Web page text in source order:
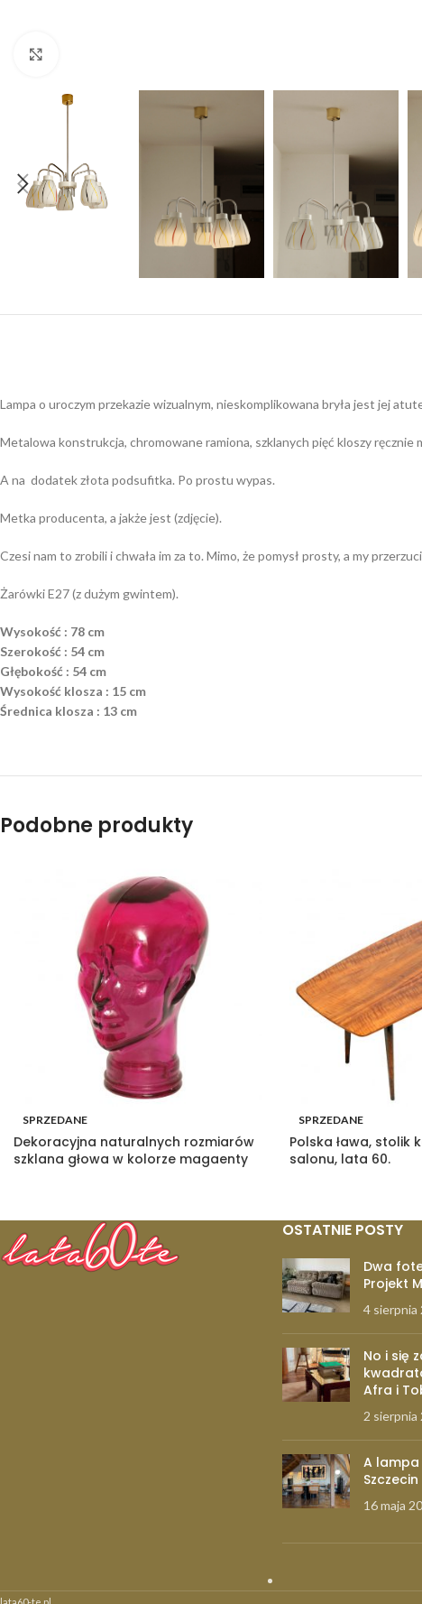
Lampa o uroczym przekazie wizualnym, nieskomplikowana bryła jest jej
Metalowa konstrukcja, chromowane ramiona, szklanych pięć kloszy ręcznie
A na dodatek złota podsufitka. Po prostu wypas.
Metka producenta, a jakże jest (zdjęcie).
Czesi nam to zrobili i chwała im za to. Mimo, że pomysł prosty, a my
Żarówki E27 (z dużym gwintem).
Wysokość : 78 cm
Szerokość : 54 cm
Głębokość : 54 cm
Wysokość klosza : 15 cm
Średnica klosza : 13 cm
Podobne produkty
SPRZEDANE
Dekoracyjna naturalnych rozmiarów
szklana głowa w kolorze magaenty
SPRZEDANE
Polska ława, stolik
salonu, lata 60.
OSTATNIE POSTY
Dwa
Projekt
4 sierpnia
No i się
Afra i
2 sierpnia
A lampa
Szczecin
16 maja